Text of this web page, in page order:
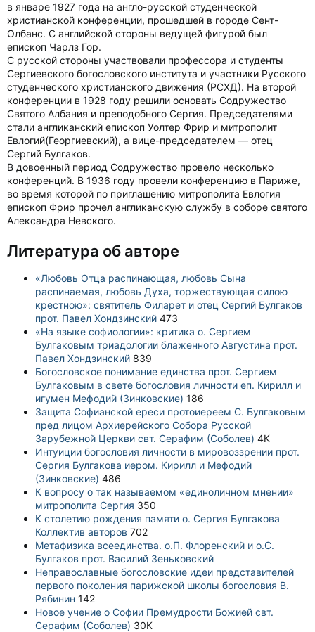
в январе 1927 года на англо-русской студенческой
христианской конференции, прошедшей в городе Сент-
Олбанс. С английской стороны ведущей фигурой был
епископ Чарлз Гор.
С русской стороны участвовали профессора и студенты
Сергиевского богословского института и участники Русского
студенческого христианского движения (РСХД). На второй
конференции в 1928 году решили основать Содружество
Святого Албания и преподобного Сергия. Председателями
стали англиканский епископ Уолтер Фрир и митрополит
Евлогий(Георгиевский), а вице-председателем — отец
Сергий Булгаков.
В довоенный период Содружество провело несколько
конференций. В 1936 году провели конференцию в Париже,
во время которой по приглашению митрополита Евлогия
епископ Фрир прочел англиканскую службу в соборе святого
Александра Невского.
Литература об авторе
«Любовь Отца распинающая, любовь Сына
распинаемая, любовь Духа, торжествующая силою
крестною»: святитель Филарет и отец Сергий Булгаков
прот. Павел Хондзинский 473
«На языке софиологии»: критика о. Сергием
Булгаковым триадологии блаженного Августина прот.
Павел Хондзинский 839
Богословское понимание единства прот. Сергием
Булгаковым в свете богословия личности еп. Кирилл и
игумен Мефодий (Зинковские) 186
Защита Софианской ереси протоиереем С. Булгаковым
пред лицом Архиерейского Собора Русской
Зарубежной Церкви свт. Серафим (Соболев) 4К
Интуиции богословия личности в мировоззрении прот.
Сергия Булгакова иером. Кирилл и Мефодий
(Зинковские) 486
К вопросу о так называемом «единоличном мнении»
митрополита Сергия 350
К столетию рождения памяти о. Сергия Булгакова
Коллектив авторов 702
Метафизика всеединства. о.П. Флоренский и о.С.
Булгаков прот. Василий Зеньковский
Неправославные богословские идеи представителей
первого поколения парижской школы богословия В.
Рябинин 142
Новое учение о Софии Премудрости Божией свт.
Серафим (Соболев) 30К